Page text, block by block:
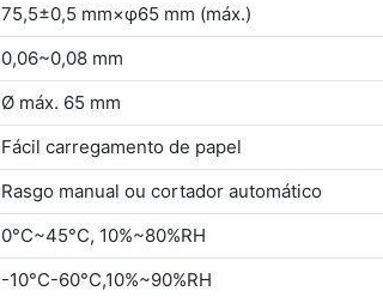
75,5±0,5 mm×φ65 mm (máx.)
0,06~0,08 mm
Ø máx. 65 mm
Fácil carregamento de papel
Rasgo manual ou cortador automático
0°C~45°C, 10%~80%RH
-10°C-60°C,10%~90%RH